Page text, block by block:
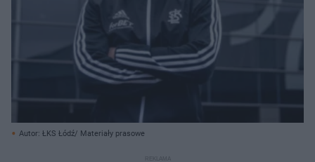
Autor: ŁKS Łódź/ Materiały prasowe